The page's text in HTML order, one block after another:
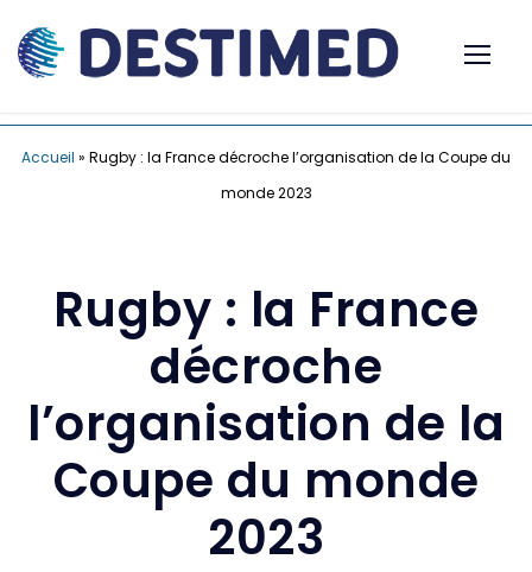
Accueil » Rugby : la France décroche l’organisation de la Coupe du
monde 2023
Rugby : la France
décroche
l’organisation de la
Coupe du monde
2023